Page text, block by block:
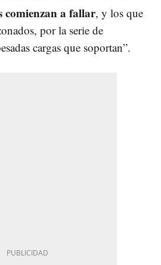
comienzan a fallar, y los que
por la serie de
cargas que soportan”.